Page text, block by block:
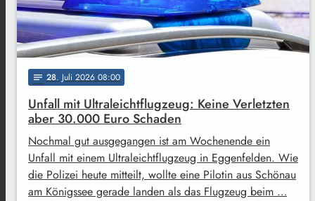
notes 28. Juli 2026 08:00
Unfall mit Ultraleichtflugzeug: Keine Verletzten
aber 30.000 Euro Schaden
Nochmal gut ausgegangen ist am Wochenende ein
Unfall mit einem Ultraleichtflugzeug in Eggenfelden. Wie
die Polizei heute mitteilt, wollte eine Pilotin aus Schönau
am Königssee gerade landen als das Flugzeug beim …